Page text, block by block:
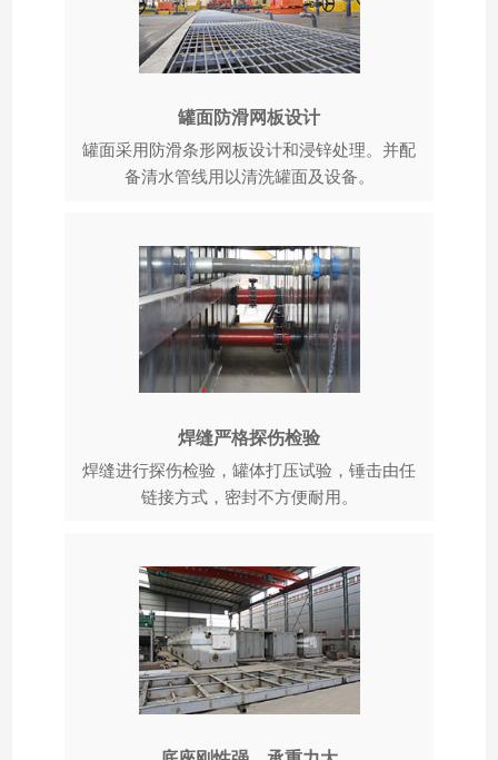
罐面防滑网板设计
罐面采用防滑条形网板设计和浸锌处理。并配
备清水管线用以清洗罐面及设备。
焊缝严格探伤检验
焊缝进行探伤检验，罐体打压试验，锤击由任
链接方式，密封不方便耐用。